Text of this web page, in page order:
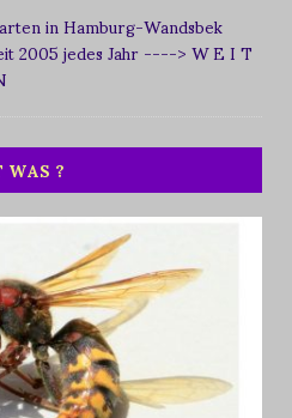
in Hamburg-Wandsbek
2005 jedes Jahr----> W E I T
?